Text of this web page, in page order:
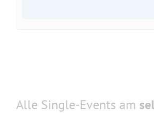
Alle Single-Events am